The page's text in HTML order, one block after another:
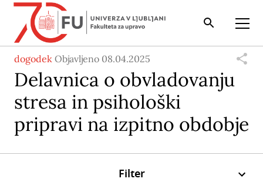
Iskalnik Odpri
dogodek Objavljeno 08.04.2025
Delavnica o obvladovanju
stresa in psihološki
pripravi na izpitno obdobje
Filter